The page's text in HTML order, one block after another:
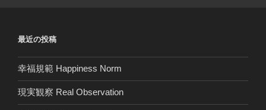
最近の投稿
幸福規範 Happiness Norm
現実観察 Real Observation